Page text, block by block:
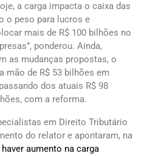
a carga impacta o caixa das
o peso para lucros e
mais de R$ 100 bilhões no
ponderou. Ainda,
as mudanças propostas, o
mão de R$ 53 bilhões em
dos atuais R$ 98
com a reforma.
em Direito Tributário
do relator e apontaram, na
aumento na carga